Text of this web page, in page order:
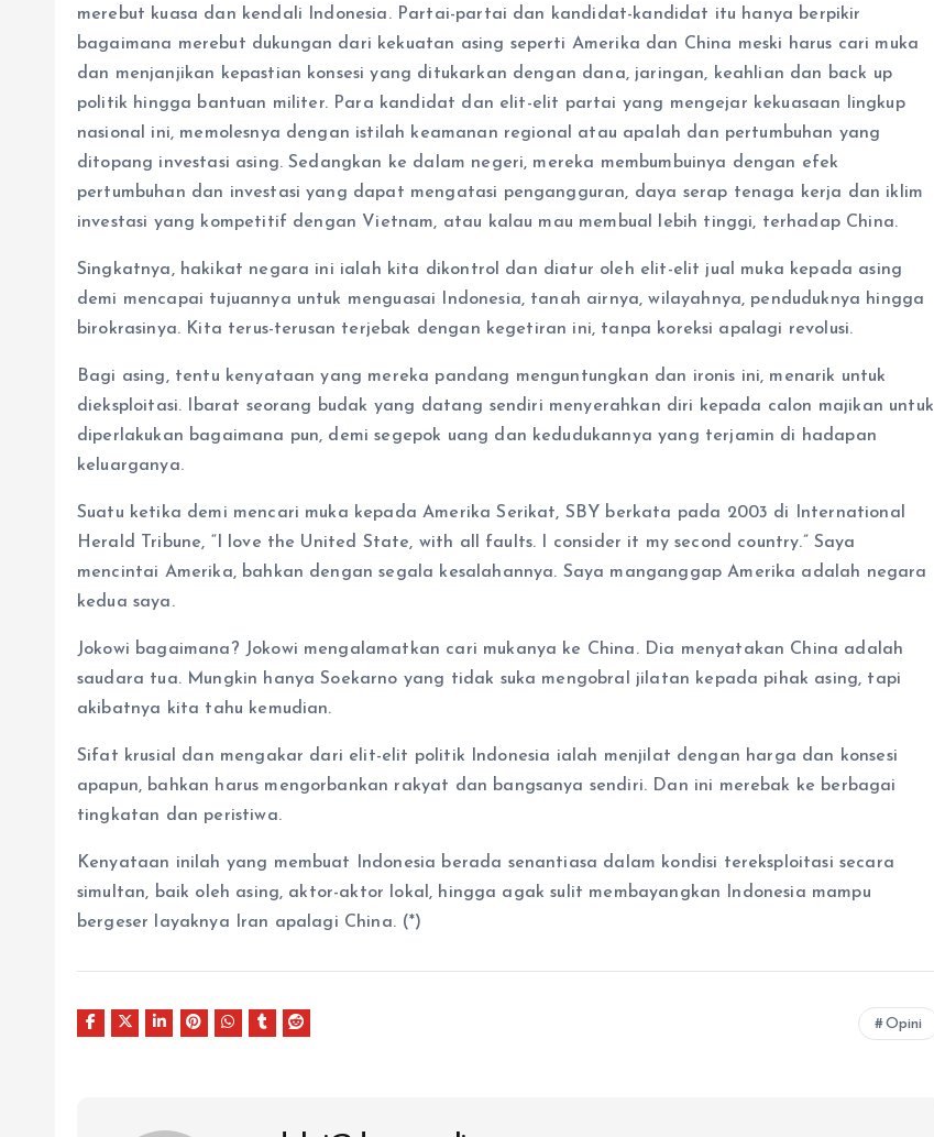
merebut kuasa dan kendali Indonesia. Partai-partai dan kandidat-kandidat itu hanya berpikir
bagaimana merebut dukungan dari kekuatan asing seperti Amerika dan China meski harus cari muka
dan menjanjikan kepastian konsesi yang ditukarkan dengan dana, jaringan, keahlian dan back up
politik hingga bantuan militer. Para kandidat dan elit-elit partai yang mengejar kekuasaan lingkup
nasional ini, memolesnya dengan istilah keamanan regional atau apalah dan pertumbuhan yang
ditopang investasi asing. Sedangkan ke dalam negeri, mereka membumbuinya dengan efek
pertumbuhan dan investasi yang dapat mengatasi pengangguran, daya serap tenaga kerja dan iklim
investasi yang kompetitif dengan Vietnam, atau kalau mau membual lebih tinggi, terhadap China.
Singkatnya, hakikat negara ini ialah kita dikontrol dan diatur oleh elit-elit jual muka kepada asing
demi mencapai tujuannya untuk menguasai Indonesia, tanah airnya, wilayahnya, penduduknya hingga
birokrasinya. Kita terus-terusan terjebak dengan kegetiran ini, tanpa koreksi apalagi revolusi.
Bagi asing, tentu kenyataan yang mereka pandang menguntungkan dan ironis ini, menarik untuk
dieksploitasi. Ibarat seorang budak yang datang sendiri menyerahkan diri kepada calon majikan untuk
diperlakukan bagaimana pun, demi segepok uang dan kedudukannya yang terjamin di hadapan
keluarganya.
Suatu ketika demi mencari muka kepada Amerika Serikat, SBY berkata pada 2003 di International
Herald Tribune, “I love the United State, with all faults. I consider it my second country.” Saya
mencintai Amerika, bahkan dengan segala kesalahannya. Saya manganggap Amerika adalah negara
kedua saya.
Jokowi bagaimana? Jokowi mengalamatkan cari mukanya ke China. Dia menyatakan China adalah
saudara tua. Mungkin hanya Soekarno yang tidak suka mengobral jilatan kepada pihak asing, tapi
akibatnya kita tahu kemudian.
Sifat krusial dan mengakar dari elit-elit politik Indonesia ialah menjilat dengan harga dan konsesi
apapun, bahkan harus mengorbankan rakyat dan bangsanya sendiri. Dan ini merebak ke berbagai
tingkatan dan peristiwa.
Kenyataan inilah yang membuat Indonesia berada senantiasa dalam kondisi tereksploitasi secara
simultan, baik oleh asing, aktor-aktor lokal, hingga agak sulit membayangkan Indonesia mampu
bergeser layaknya Iran apalagi China. (*)
Opini